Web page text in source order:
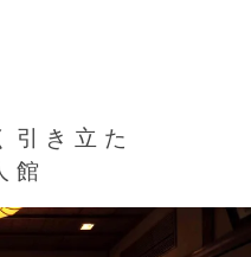
引き立た
館